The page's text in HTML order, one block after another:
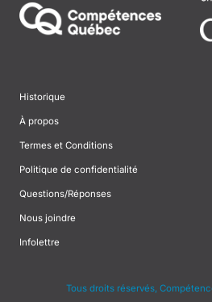
Historique
À propos
Termes et Conditions
Politique de confidentialité
Questions/Réponses
Nous joindre
Infolettre
Tous droits réservés,